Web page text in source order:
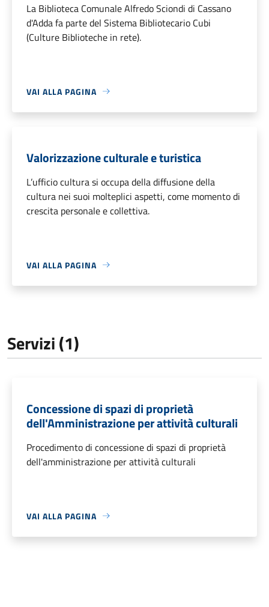
La Biblioteca Comunale Alfredo Sciondi di Cassano
d'Adda fa parte del Sistema Bibliotecario Cubi
(Culture Biblioteche in rete).
VAI ALLA PAGINA
Valorizzazione culturale e turistica
L’ufficio cultura si occupa della diffusione della
cultura nei suoi molteplici aspetti, come momento di
crescita personale e collettiva.
VAI ALLA PAGINA
Servizi (1)
Concessione di spazi di proprietà
dell'Amministrazione per attività culturali
Procedimento di concessione di spazi di proprietà
dell'amministrazione per attività culturali
VAI ALLA PAGINA